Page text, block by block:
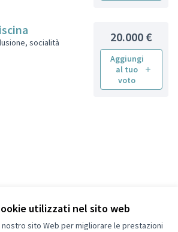
utilizzati nel sito web
sito Web per migliorare le prestazioni
socialità
20.000 €
Aggiungi
al tuo
voto